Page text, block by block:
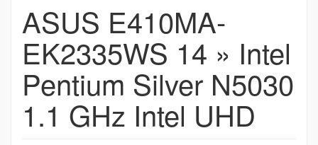
ASUS E410MA-
EK2335WS 14 » Intel
Pentium Silver N5030
1.1 GHz Intel UHD